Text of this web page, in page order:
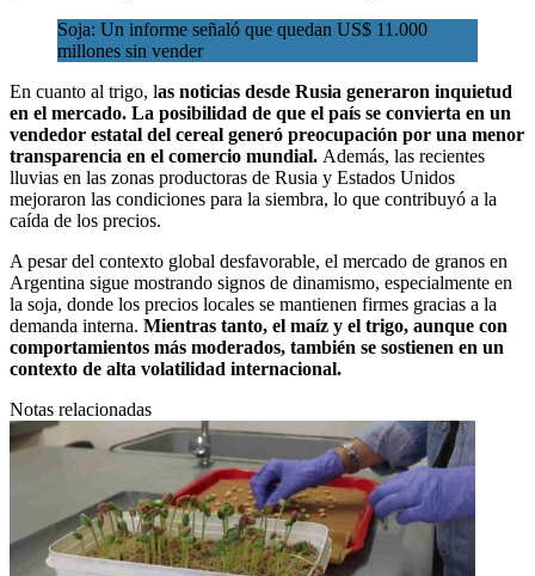
Soja: Un informe señaló que quedan US$ 11.000
millones sin vender
En cuanto al trigo, las noticias desde Rusia generaron inquietud
en el mercado. La posibilidad de que el país se convierta en un
vendedor estatal del cereal generó preocupación por una menor
transparencia en el comercio mundial. Además, las recientes
lluvias en las zonas productoras de Rusia y Estados Unidos
mejoraron las condiciones para la siembra, lo que contribuyó a la
caída de los precios.
A pesar del contexto global desfavorable, el mercado de granos en
Argentina sigue mostrando signos de dinamismo, especialmente en
la soja, donde los precios locales se mantienen firmes gracias a la
demanda interna. Mientras tanto, el maíz y el trigo, aunque con
comportamientos más moderados, también se sostienen en un
contexto de alta volatilidad internacional.
Notas relacionadas